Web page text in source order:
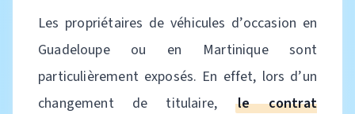
Les propriétaires de véhicules d’occasion en
Guadeloupe ou en Martinique sont
particulièrement exposés. En effet, lors d’un
changement de titulaire,le contrat